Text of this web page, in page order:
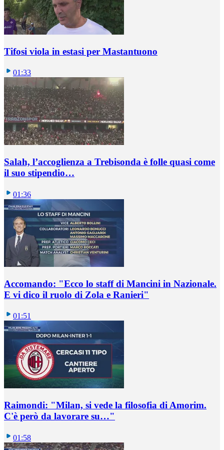
Tifosi viola in estasi per Mastantuono
01:33
Salah, l’accoglienza a Trebisonda è folle quasi come
il suo stipendio…
01:36
Accomando: "Ecco lo staff di Mancini in Nazionale.
E vi dico il ruolo di Zola e Ranieri"
01:51
Raimondi: "Milan, si vede la filosofia di Amorim.
C'è però da lavorare su…"
01:58